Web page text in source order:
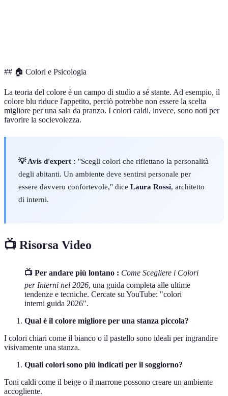
## 🏠 Colori e Psicologia
La teoria del colore è un campo di studio a sé stante. Ad esempio, il
colore blu riduce l'appetito, perciò potrebbe non essere la scelta
migliore per una sala da pranzo. I colori caldi, invece, sono noti per
favorire la socievolezza.
💡 Avis d'expert : "Scegli colori che riflettano la personalità
degli abitanti. Un ambiente deve sentirsi personale per
essere davvero confortevole," dice Laura Rossi, architetto
di interni.
📺 Risorsa Video
📺 Per andare più lontano : Come Scegliere i Colori
per Interni nel 2026, una guida completa alle ultime
tendenze e tecniche. Cercate su YouTube: "colori
interni guida 2026".
Qual è il colore migliore per una stanza piccola?
I colori chiari come il bianco o il pastello sono ideali per ingrandire
visivamente una stanza.
Quali colori sono più indicati per il soggiorno?
Toni caldi come il beige o il marrone possono creare un ambiente
accogliente.